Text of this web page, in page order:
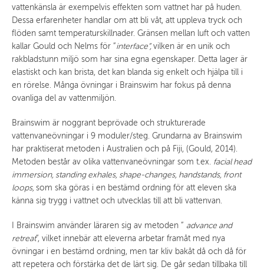
vattenkänsla är exempelvis effekten som vattnet har på huden.
Dessa erfarenheter handlar om att bli våt, att uppleva tryck och
flöden samt temperaturskillnader. Gränsen mellan luft och vatten
kallar Gould och Nelms för ”interface”,vilken är en unik och
rakbladstunn miljö som har sina egna egenskaper. Detta lager är
elastiskt och kan brista, det kan blanda sig enkelt och hjälpa till i
en rörelse. Många övningar i Brainswim har fokus på denna
ovanliga del av vattenmiljön.
Brainswim är noggrant beprövade och strukturerade
vattenvaneövningar i 9 moduler/steg. Grundarna av Brainswim
har praktiserat metoden i Australien och på Fiji, (Gould, 2014).
Metoden består av olika vattenvaneövningar som t.ex. facial head
immersion, standing exhales, shape-changes, handstands, front
loops, som ska göras i en bestämd ordning för att eleven ska
känna sig trygg i vattnet och utvecklas till att bli vattenvan.
I Brainswim använder läraren sig av metoden ” advance and
retreat”, vilket innebär att eleverna arbetar framåt med nya
övningar i en bestämd ordning, men tar kliv bakåt då och då för
att repetera och förstärka det de lärt sig. De går sedan tillbaka till